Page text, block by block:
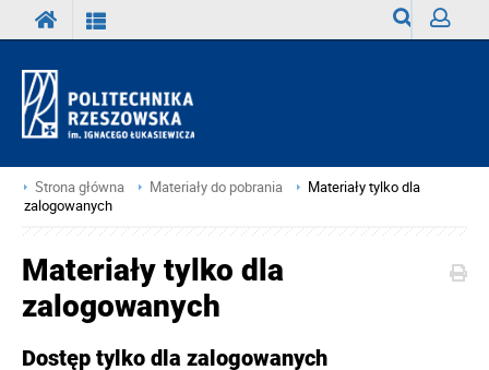
Strona główna Materiały do pobrania
Materiały tylko dla
zalogowanych
Materiały tylko dla
zalogowanych
Dostęp tylko dla zalogowanych